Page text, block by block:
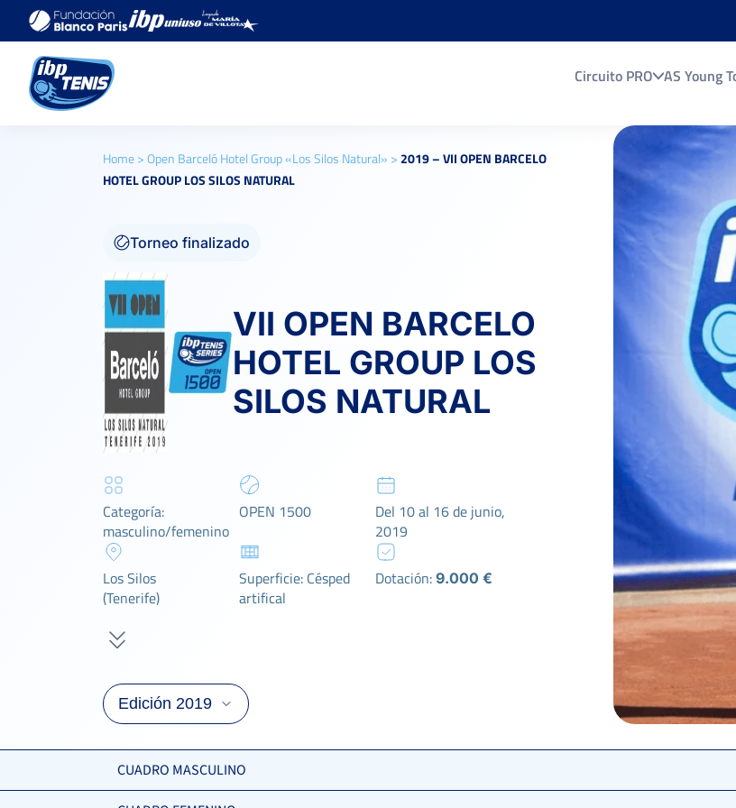
Circuito PRO AS Young
Home>Open Barceló Hotel Group «Los Silos Natural» >2019 – VII OPEN BARCELO
HOTEL GROUP LOS SILOS NATURAL
Torneo finalizado
VII OPEN BARCELO
HOTEL GROUP LOS
SILOS NATURAL
Categoría:
masculino/femenino
OPEN 1500
Del 10 al 16 de junio,
2019
Los Silos
(Tenerife)
Superficie: Césped
artifical
Dotación: 9.000 €
CUADRO MASCULINO